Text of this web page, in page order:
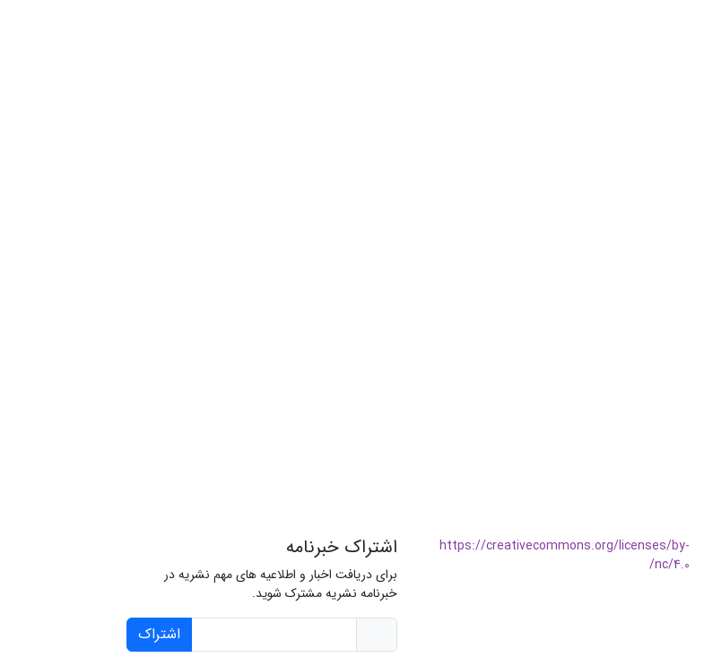
https://creativecommons.org/licenses/by-
nc/4.0/
اشتراک خبرنامه
برای دریافت اخبار و اطلاعیه های مهم نشریه در
خبرنامه نشریه مشترک شوید.
اشتراک